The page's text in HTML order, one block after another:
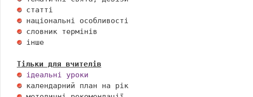
інше
Тільки для вчителів
ідеальні уроки